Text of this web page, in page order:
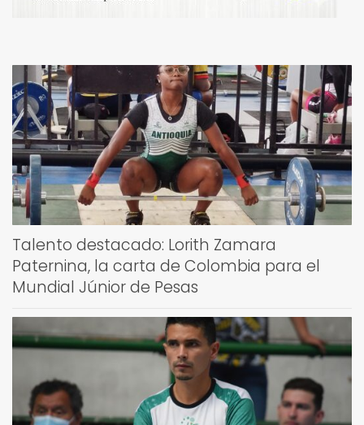
Talento destacado: Lorith Zamara
Paternina, la carta de Colombia para el
Mundial Júnior de Pesas